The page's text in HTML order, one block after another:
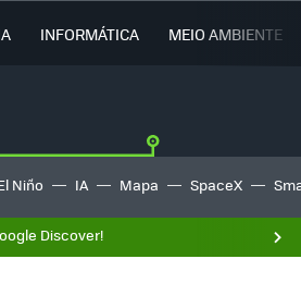
INFORMÁTICA MEIO AMBIENTE
Niño IA Mapa SpaceX
Discover!